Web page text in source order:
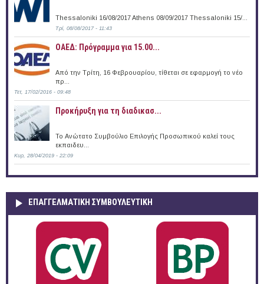
Thessaloniki 16/08/2017 Athens 08/09/2017 Thessaloniki 15/...
Τρί, 08/08/2017 - 11:43
ΟΑΕΔ: Πρόγραμμα για 15.00...
Από την Τρίτη, 16 Φεβρουαρίου, τίθεται σε εφαρμογή το νέο
πρ...
Τετ, 17/02/2016 - 09:48
Προκήρυξη για τη διαδικασ...
Το Ανώτατο Συμβούλιο Επιλογής Προσωπικού καλεί τους
εκπαιδευ...
Κυρ, 28/04/2019 - 22:09
ΕΠΑΓΓΕΛΜΑΤΙΚΉ ΣΥΜΒΟΥΛΕΥΤΙΚΉ